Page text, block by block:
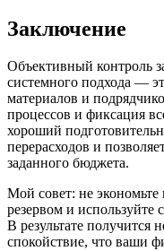
Заключение
Объективный контроль
системного подхода —
материалов и
процессов и фиксация
хороший
перерасходов и
заданного бюджета.
Мой совет: не экономьте
резервом и используйте
В результате получится
спокойствие, что ваши